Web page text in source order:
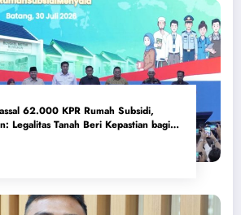
62.000 KPR Rumah Subsidi,
Legalitas Tanah Beri Kepastian bagi